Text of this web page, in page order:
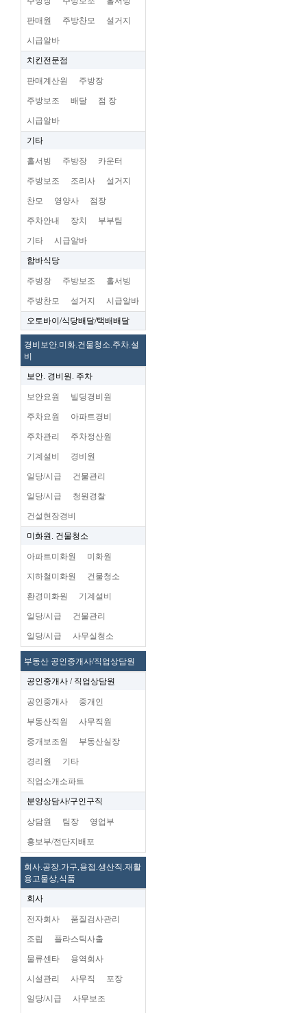
판매원 주방찬모 설거지
시급알바
치킨전문점
판매계산원 주방장
주방보조 배달 점 장
시급알바
기타
홀서빙 주방장 카운터
주방보조 조리사 설거지
찬모 영양사 점장
주차안내 장치 부부팀
기타 시급알바
함바식당
주방장 주방보조 홀서빙
주방찬모 설거지 시급알바
오토바이/식당배달/택배배달
경비보안.미화.건물청소.주차.설
비
보안. 경비원. 주차
보안요원 빌딩경비원
주차요원 아파트경비
주차관리 주차정산원
기계설비 경비원
일당/시급 건물관리
일당/시급 청원경찰
건설현장경비
미화원. 건물청소
아파트미화원 미화원
지하철미화원 건물청소
환경미화원 기계설비
일당/시급 건물관리
일당/시급 사무실청소
부동산 공인중개사/직업상담원
공인중개사 / 직업상담원
공인중개사 중개인
부동산직원 사무직원
중개보조원 부동산실장
경리원 기타
직업소개소파트
분양상담사/구인구직
상담원 팀장 영업부
홍보부/전단지배포
회사.공장.가구,용접.생산직.재활
용고물상,식품
회사
전자회사 품질검사관리
조립 플라스틱사출
물류센타 용역회사
시설관리 사무직 포장
일당/시급 사무보조